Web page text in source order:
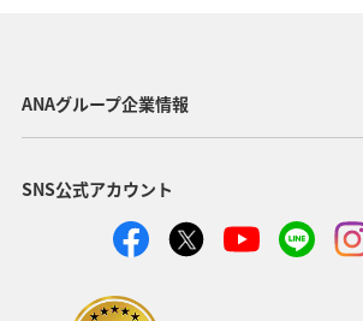
ANAグループ企業情報
SNS公式アカウント